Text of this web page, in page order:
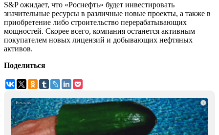
S&P ожидает, что «Роснефть» будет инвестировать
значительные ресурсы в различные новые проекты, а также в
приобретение либо строительство перерабатывающих
мощностей. Скорее всего, компания останется активным
покупателем новых лицензий и добывающих нефтяных
активов.
Поделиться
i